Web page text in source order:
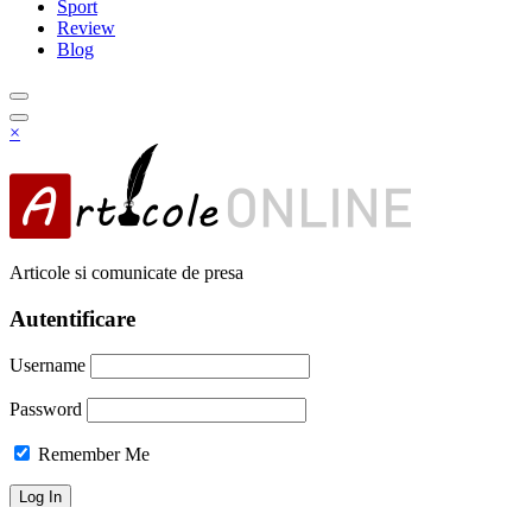
Sport
Review
Blog
×
Articole si comunicate de presa
Autentificare
Username
Password
Remember Me